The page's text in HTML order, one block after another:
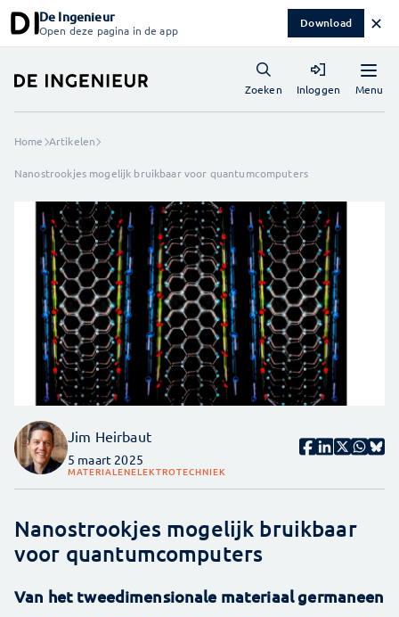
De Ingenieur
Open deze pagina in de app Download ✕
Menu
Zoeken Inloggen
Home Artikelen
Nanostrookjes mogelijk bruikbaar voor quantumcomputers
Jim Heirbaut
5 maart 2025
MATERIALENELEKTROTECHNIEK
Nanostrookjes mogelijk bruikbaar
voor quantumcomputers
Van het tweedimensionale materiaal germaneen